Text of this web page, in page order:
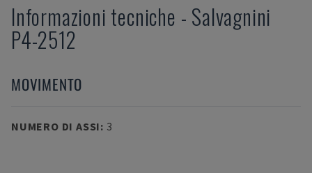
Informazioni tecniche - Salvagnini
P4-2512
MOVIMENTO
NUMERO DI ASSI: 3